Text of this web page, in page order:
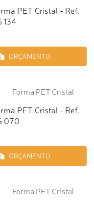
PET Cristal - Ref.
134
ORÇAMENTO
PET Cristal - Ref.
070
ORÇAMENTO